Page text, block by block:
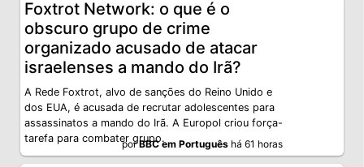
Foxtrot Network: o que é o
obscuro grupo de crime
organizado acusado de atacar
israelenses a mando do Irã?
A Rede Foxtrot, alvo de sanções do Reino Unido e
dos EUA, é acusada de recrutar adolescentes para
assassinatos a mando do Irã. A Europol criou força-
tarefa para combater grupo.
porBBC em Português há 61 horas